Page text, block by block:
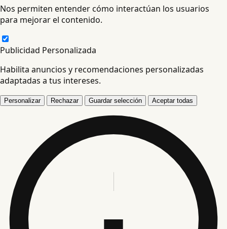
Nos permiten entender cómo interactúan los usuarios
para mejorar el contenido.
Publicidad Personalizada
Habilita anuncios y recomendaciones personalizadas
adaptadas a tus intereses.
Personalizar Rechazar Guardar selección Aceptar todas